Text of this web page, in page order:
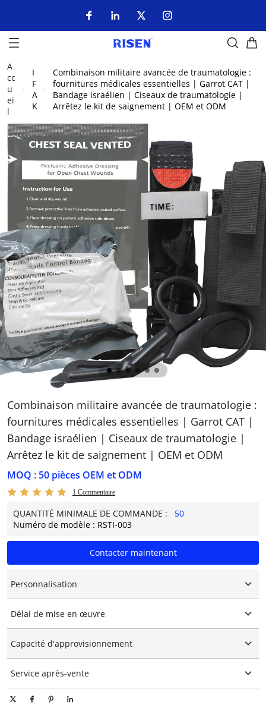
A
cc
u
ei
l
I
F
A
K
Combinaison militaire avancée de traumatologie :
fournitures médicales essentielles | Garrot CAT |
Bandage israélien | Ciseaux de traumatologie |
Arrêtez le kit de saignement | OEM et ODM
Combinaison militaire avancée de traumatologie :
fournitures médicales essentielles | Garrot CAT |
Bandage israélien | Ciseaux de traumatologie |
Arrêtez le kit de saignement | OEM et ODM
MOQ : 50 pièces OEM et ODM
1 Commentaire
QUANTITÉ MINIMALE DE COMMANDE :
50
Numéro de modèle : RSTI-003
Contacter maintenant
Personnalisation
Emballage personnalisé
Délai de mise en œuvre
Capacité d'approvisionnement
Service après-vente